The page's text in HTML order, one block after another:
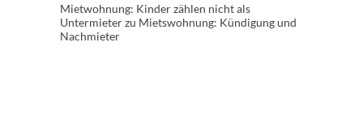
Mietwohnung: Kinder zählen nicht als
Untermieterzu Mietswohnung: Kündigung und
Nachmieter